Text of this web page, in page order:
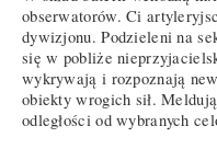
obserwatorów. Ci
dywizjonu. Podzieleni na
się w pobliże
wykrywają i rozpoznają
obiekty wrogich sił.
odległości od wybranych